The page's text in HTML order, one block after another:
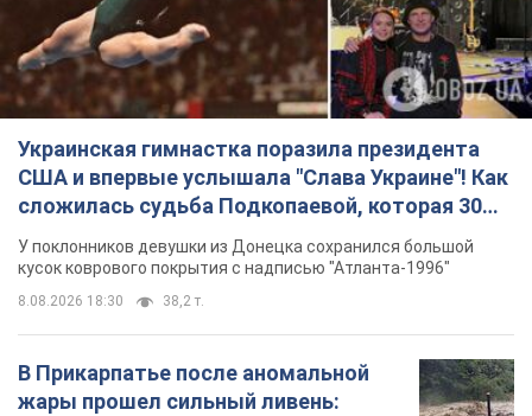
Украинская гимнастка поразила президента
США и впервые услышала "Слава Украине"! Как
сложилась судьба Подкопаевой, которая 30
лет назад завоевала "золото" Олимпиады
У поклонников девушки из Донецка сохранился большой
кусок коврового покрытия с надписью "Атланта-1996"
8.08.2026 18:30 38,2 т.
В Прикарпатье после аномальной
жары прошел сильный ливень: